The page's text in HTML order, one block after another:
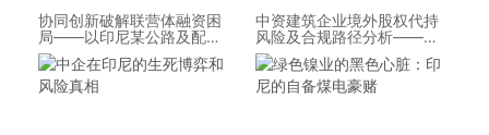
协同创新破解联营体融资困
局——以印尼某公路及配套
设施联营体国际保理为例
中资建筑企业境外股权代持
风险及合规路径分析——以
泰国、印尼、刚果（金）为
例